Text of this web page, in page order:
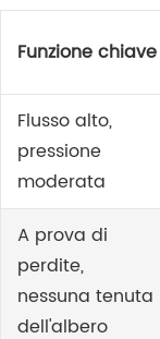
Funzione chiave
Flusso alto,
pressione
moderata
A prova di
perdite,
nessuna tenuta
dell'albero